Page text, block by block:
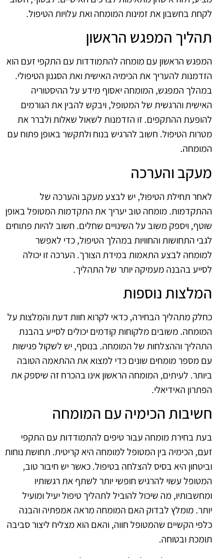
לקחת בחשבון את זמינות המומחה ואת עלויות הטיפול.
תהליך המפגש הראשון
המפגש הראשון עם מומחה להתמודדות עם התקפי זעם הוא
הזדמנות להעריך את הכימיה האישית ואת הסגנון הטיפולי.
במהלך המפגש, המומחה יאסוף מידע על ההיסטוריה
האישית והרגשית של המטופל, ויבקש להבין את הגורמים
להופעת ההתקפים. זו הזדמנות לשאול שאלות ולברר את
מטרות הטיפול. חשוב להרגיש בנוח ולתקשר באופן פתוח עם
המומחה.
מעקב והערכה
לאחר תחילת הטיפול, יש לבצע מעקב והערכה של
ההתקדמות. מומחה טוב יעריך את התקדמות המטופל באופן
שוטף, ויספק משוב על השינויים שחלים. חשוב להיות פתוחים
לגבי התחושות והחוויות במהלך הטיפול, כדי לאפשר
למומחה לבצע התאמות במידת הצורך. הערכה זו יכולה
לסייע בהבנה מעמיקה יותר של התהליך.
המלצות נוספות
כחלק מתהליך הבחירה, כדאי לקרוא חוות דעת והמלצות על
המומחה. משובים מלקוחות קודמים יכולים לסייע בהבנת
התהליך וההצלחות של המומחה. בנוסף, יש לשקול פגישות
עם מספר מומחים שונים כדי למצוא את ההתאמה הטובה
ביותר. לעיתים, המומחה הראשון אינו בהכרח זה שיספק את
הפתרון האידיאלי.
חשיבות הכימיה עם המומחה
בעת בחירת מומחה עבור טיפים להתמודדות עם התקפי
זעם, הכימיה בין המטופל למומחה היא קריטית. תחושת נוחות
וביטחון היא בסיס להצלחה בטיפול. כאשר יש חיבור טוב,
המטופל עשוי להרגיש חופשי יותר לשתף את רגשותיו
ומחשבותיו, מה שיכול להוביל לתהליך טיפול יעיל ומועיל
יותר. מומלץ לבדוק האם המומחה מראה אמפתיה והבנה
כלפי הקשיים שהמטופל חווה, והאם הוא מצליח ליצור סביבה
תומכת ובטוחה.